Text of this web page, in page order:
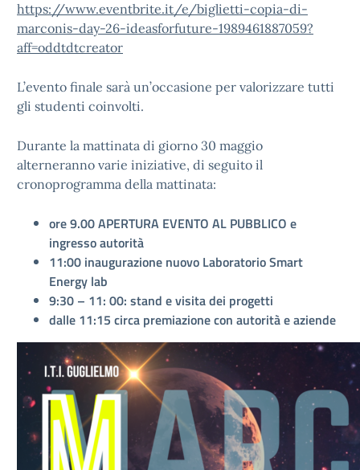
https://www.eventbrite.it/e/biglietti-copia-di-
marconis-day-26-ideasforfuture-1989461887059?
aff=oddtdtcreator
L’evento finale sarà un’occasione per valorizzare tutti
gli studenti coinvolti.
Durante la mattinata di giorno 30 maggio
alterneranno varie iniziative, di seguito il
cronoprogramma della mattinata:
ore 9.00 APERTURA EVENTO AL PUBBLICO e
ingresso autorità
11:00 inaugurazione nuovo Laboratorio Smart
Energy lab
9:30 – 11: 00: stand e visita dei progetti
dalle 11:15 circa premiazione con autorità e aziende